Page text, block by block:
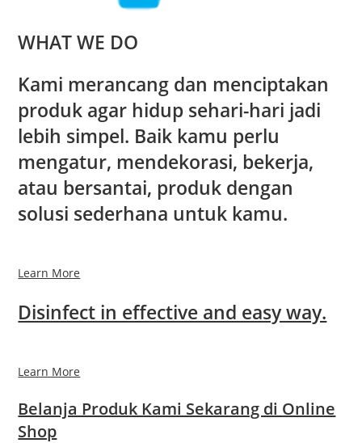
WHAT WE DO
Kami merancang dan menciptakan
produk agar hidup sehari-hari jadi
lebih simpel. Baik kamu perlu
mengatur, mendekorasi, bekerja,
atau bersantai, produk dengan
solusi sederhana untuk kamu.
Learn More
Disinfect in effective and easy way.
Learn More
Belanja Produk Kami Sekarang di Online
Shop